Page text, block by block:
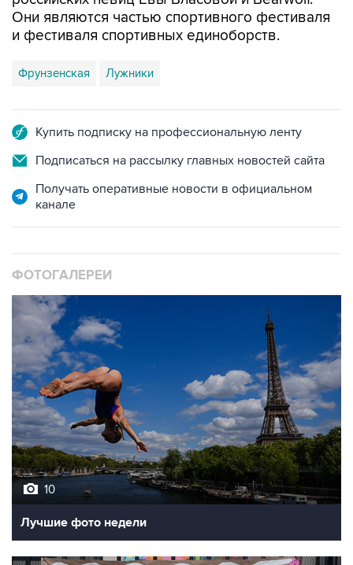
Они являются частью спортивного фестиваля
и фестиваля спортивных единоборств.
Фрунзенская Лужники
Купить подписку на профессиональную ленту
Подписаться на рассылку главных новостей сайта
Получать оперативные новости в официальном
канале
ФОТОГАЛЕРЕИ
10
Лучшие фото недели